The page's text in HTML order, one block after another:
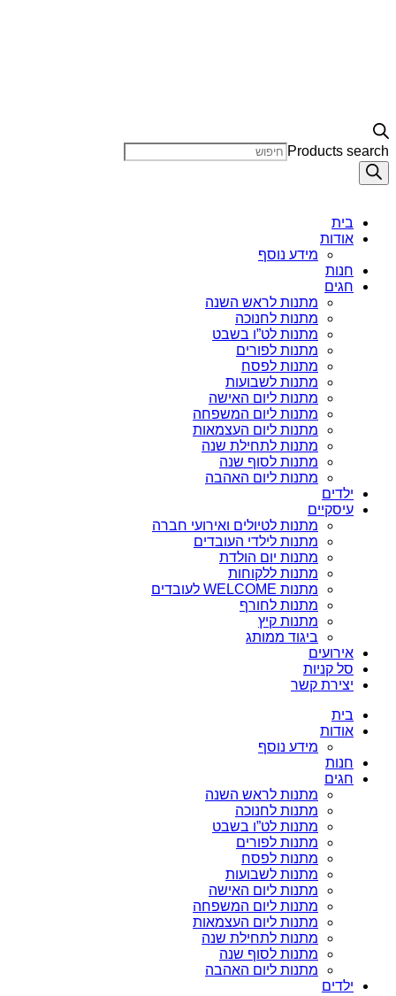
Products search
בית
אודות
מידע נוסף
חנות
חגים
מתנות לראש השנה
מתנות לחנוכה
מתנות לט”ו בשבט
מתנות לפורים
מתנות לפסח
מתנות לשבועות
מתנות ליום האישה
מתנות ליום המשפחה
מתנות ליום העצמאות
מתנות לתחילת שנה
מתנות לסוף שנה
מתנות ליום האהבה
ילדים
עיסקיים
מתנות לטיולים ואירועי חברה
מתנות לילדי העובדים
מתנות יום הולדת
מתנות ללקוחות
מתנות WELCOME לעובדים
מתנות לחורף
מתנות קיץ
ביגוד ממותג
אירועים
סל קניות
יצירת קשר
בית
אודות
מידע נוסף
חנות
חגים
מתנות לראש השנה
מתנות לחנוכה
מתנות לט”ו בשבט
מתנות לפורים
מתנות לפסח
מתנות לשבועות
מתנות ליום האישה
מתנות ליום המשפחה
מתנות ליום העצמאות
מתנות לתחילת שנה
מתנות לסוף שנה
מתנות ליום האהבה
ילדים